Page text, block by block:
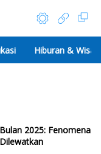
Hiburan &
2025: Fenomena